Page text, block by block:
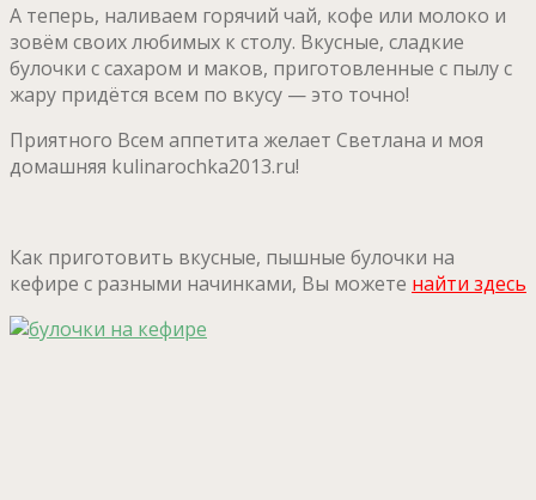
А теперь, наливаем горячий чай, кофе или молоко и
зовём своих любимых к столу. Вкусные, сладкие
булочки с сахаром и маков, приготовленные с пылу с
жару придётся всем по вкусу — это точно!
Приятного Всем аппетита желает Светлана и моя
домашняя kulinarochka2013.ru!
Как приготовить вкусные, пышные булочки на
кефире с разными начинками, Вы можете найти здесь